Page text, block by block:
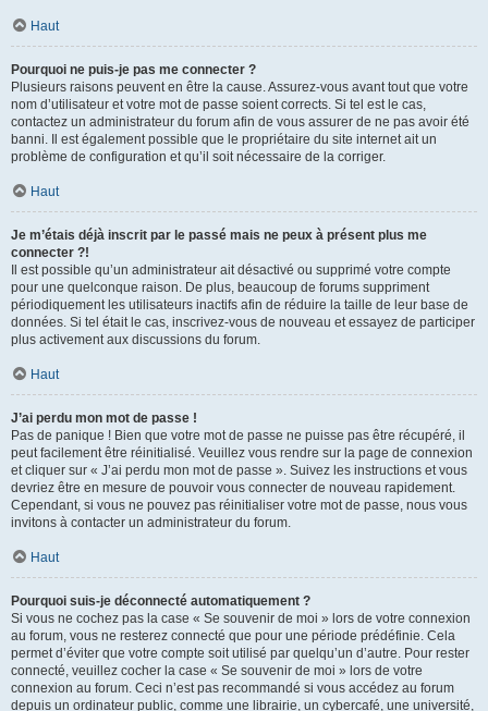
Haut
Pourquoi ne puis-je pas me connecter ?
Plusieurs raisons peuvent en être la cause. Assurez-vous avant tout que votre
nom d’utilisateur et votre mot de passe soient corrects. Si tel est le cas,
contactez un administrateur du forum afin de vous assurer de ne pas avoir été
banni. Il est également possible que le propriétaire du site internet ait un
problème de configuration et qu’il soit nécessaire de la corriger.
Haut
Je m’étais déjà inscrit par le passé mais ne peux à présent plus me
connecter ?!
Il est possible qu’un administrateur ait désactivé ou supprimé votre compte
pour une quelconque raison. De plus, beaucoup de forums suppriment
périodiquement les utilisateurs inactifs afin de réduire la taille de leur base de
données. Si tel était le cas, inscrivez-vous de nouveau et essayez de participer
plus activement aux discussions du forum.
Haut
J’ai perdu mon mot de passe !
Pas de panique ! Bien que votre mot de passe ne puisse pas être récupéré, il
peut facilement être réinitialisé. Veuillez vous rendre sur la page de connexion
et cliquer sur « J’ai perdu mon mot de passe ». Suivez les instructions et vous
devriez être en mesure de pouvoir vous connecter de nouveau rapidement.
Cependant, si vous ne pouvez pas réinitialiser votre mot de passe, nous vous
invitons à contacter un administrateur du forum.
Haut
Pourquoi suis-je déconnecté automatiquement ?
Si vous ne cochez pas la case « Se souvenir de moi » lors de votre connexion
au forum, vous ne resterez connecté que pour une période prédéfinie. Cela
permet d’éviter que votre compte soit utilisé par quelqu’un d’autre. Pour rester
connecté, veuillez cocher la case « Se souvenir de moi » lors de votre
connexion au forum. Ceci n’est pas recommandé si vous accédez au forum
depuis un ordinateur public, comme une librairie, un cybercafé, une université,